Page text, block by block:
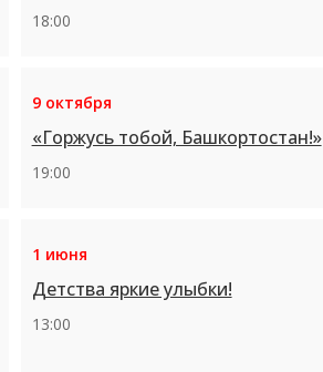
18:00
9 октября
«Горжусь тобой, Башкортостан!»
19:00
1 июня
Детства яркие улыбки!
13:00